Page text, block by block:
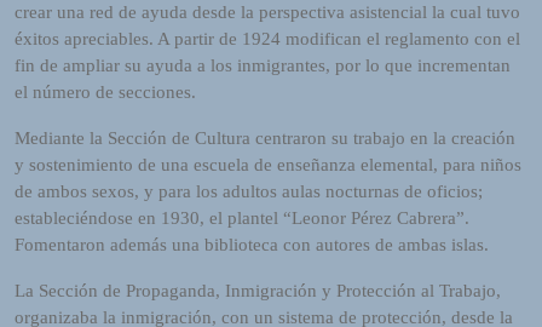
crear una red de ayuda desde la perspectiva asistencial la cual tuvo
éxitos apreciables. A partir de 1924 modifican el reglamento con el
fin de ampliar su ayuda a los inmigrantes, por lo que incrementan
el número de secciones.
Mediante la Sección de Cultura centraron su trabajo en la creación
y sostenimiento de una escuela de enseñanza elemental, para niños
de ambos sexos, y para los adultos aulas nocturnas de oficios;
estableciéndose en 1930, el plantel “Leonor Pérez Cabrera”.
Fomentaron además una biblioteca con autores de ambas islas.
La Sección de Propaganda, Inmigración y Protección al Trabajo,
organizaba la inmigración, con un sistema de protección, desde la